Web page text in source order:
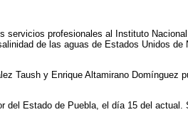
profesionales al Instituto
de las aguas de Estados Unidos
Taush y Enrique Altamirano Domínguez
del Estado de Puebla, el día 15 del actual.